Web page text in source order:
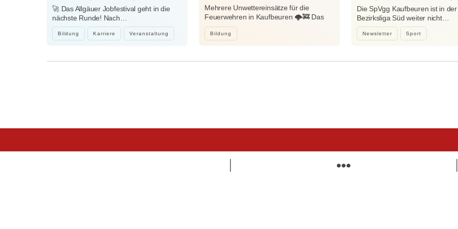
Bildung Karriere Veranstaltung
Jobfestival 2027 startet
🚀 Das Allgäuer Jobfestival geht in die
nächste Runde! Nach…
Bildung
Mehrere Unwettereinsätze für die
Feuerwehren in Kaufbeuren 🌩️🚒 Das
heftige…
Newsletter Sport
Niedersonthofen
Die SpVgg Kaufbeuren ist in der
Bezirksliga Süd weiter nicht…